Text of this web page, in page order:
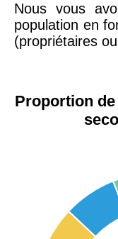
Nous vous
population en
(propriétaires
Proportion